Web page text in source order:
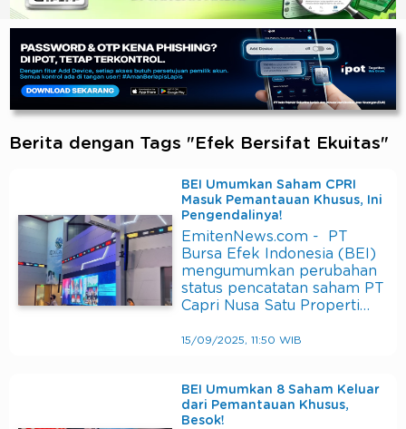
Berita dengan Tags "Efek Bersifat Ekuitas"
BEI Umumkan Saham CPRI
Masuk Pemantauan Khusus, Ini
Pengendalinya!
EmitenNews.com - PT
Bursa Efek Indonesia (BEI)
mengumumkan perubahan
status pencatatan saham PT
Capri Nusa Satu Properti…
15/09/2025, 11:50 WIB
BEI Umumkan 8 Saham Keluar
dari Pemantauan Khusus,
Besok!